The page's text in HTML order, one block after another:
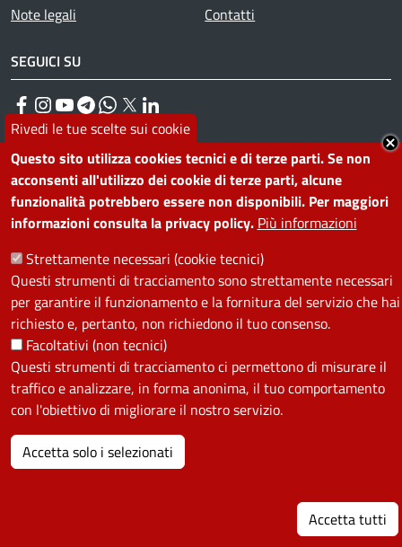
Rivedi le tue scelte sui cookie
Questo sito utilizza cookies tecnici e di terze parti. Se non
acconsenti all'utilizzo dei cookie di terze parti, alcune
funzionalità potrebbero essere non disponibili. Per maggiori
informazioni consulta la privacy policy. Più informazioni
Strettamente necessari (cookie tecnici)
Questi strumenti di tracciamento sono strettamente necessari
per garantire il funzionamento e la fornitura del servizio che hai
richiesto e, pertanto, non richiedono il tuo consenso.
Facoltativi (non tecnici)
Questi strumenti di tracciamento ci permettono di misurare il
traffico e analizzare, in forma anonima, il tuo comportamento
con l'obiettivo di migliorare il nostro servizio.
Accetta solo i selezionati
Accetta tutti
Note legali
Contatti
SEGUICI SU
Facebook
Instagram
YouTube
Telegram
WhatsApp
Twitter
PRIVACY
Useful links section
La Privacy nel Comune